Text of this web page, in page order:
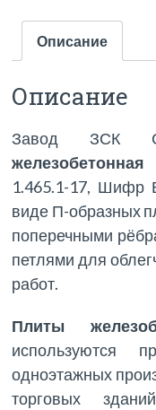
Описание
Описание
Завод ЗСК
1.465.1-17, Шифр
виде П-образных
поперечными
петлями для
работ.
Плиты
используются
одноэтажных
торговых